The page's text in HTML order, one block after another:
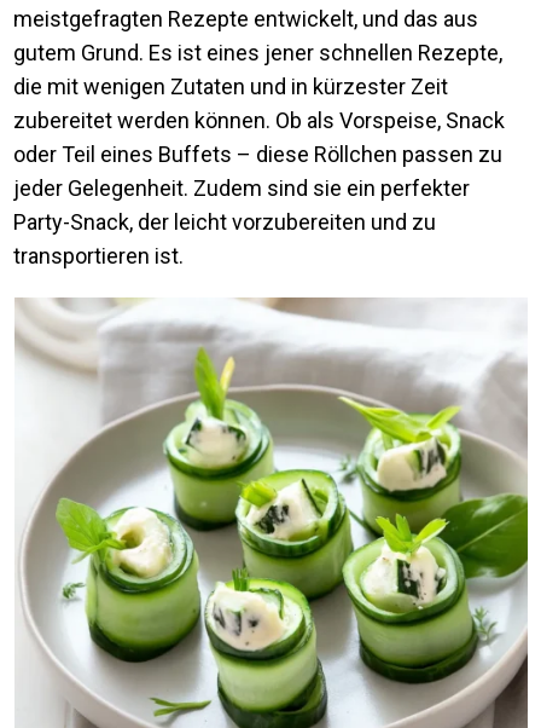
meistgefragten Rezepte entwickelt, und das aus
gutem Grund. Es ist eines jener schnellen Rezepte,
die mit wenigen Zutaten und in kürzester Zeit
zubereitet werden können. Ob als Vorspeise, Snack
oder Teil eines Buffets – diese Röllchen passen zu
jeder Gelegenheit. Zudem sind sie ein perfekter
Party-Snack, der leicht vorzubereiten und zu
transportieren ist.